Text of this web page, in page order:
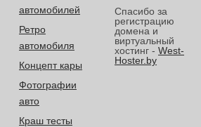
автомобилей
Ретро
автомобиля
Концепт кары
Фотографии
авто
Краш тесты
Спасибо за
регистрацию
домена и
виртуальный
хостинг - West-
Hoster.by